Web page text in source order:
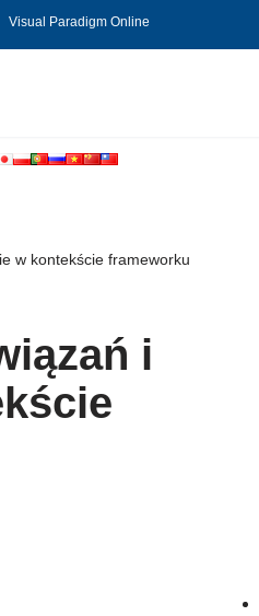
Visual Paradigm Online
w kontekście frameworku
i